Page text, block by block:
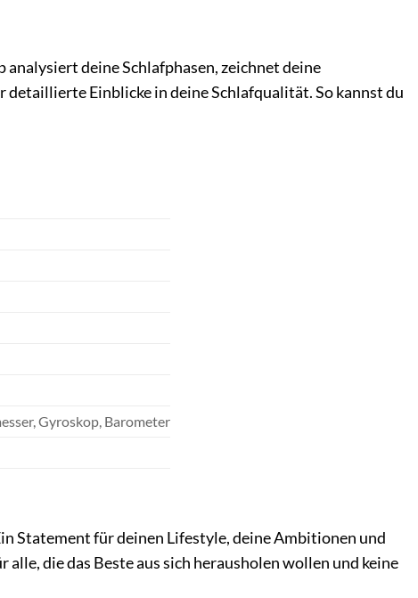
deine Schlafphasen, zeichnet deine
Einblicke in deine Schlafqualität. So kannst du
Gyroskop, Barometer
Statement für deinen Lifestyle, deine Ambitionen und
die das Beste aus sich herausholen wollen und keine